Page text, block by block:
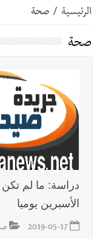
أخبار صيدا مؤسسة
في صيدا نتيجة
أخبار لبنان بالصور :
الرئيسية / صحة
صحة
دراسة: ما لم تكن
الأسبرين يوميا
2019-05-17